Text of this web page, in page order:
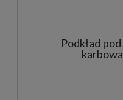
Podkład